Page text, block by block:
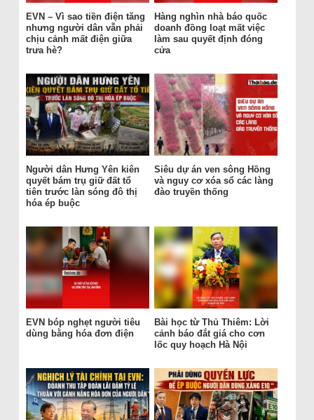
EVN – Vì sao tiền điện tăng
nhưng người dân vẫn phải
chịu cảnh mất điện giữa
trưa hè?
Hàng nghìn nhà báo quốc
doanh đồng loạt mất việc
làm sau quyết định đóng
cửa
Người dân Hưng Yên kiên
quyết bám trụ giữ đất tổ
tiên trước làn sóng đô thị
hóa ép buộc
Siêu dự án ven sông Hồng
và nguy cơ xóa sổ các làng
đào truyền thống
EVN bóp nghẹt người tiêu
dùng bằng hóa đơn điện
Bài học từ Thủ Thiêm: Lời
cảnh báo đắt giá cho cơn
lốc quy hoạch Hà Nội